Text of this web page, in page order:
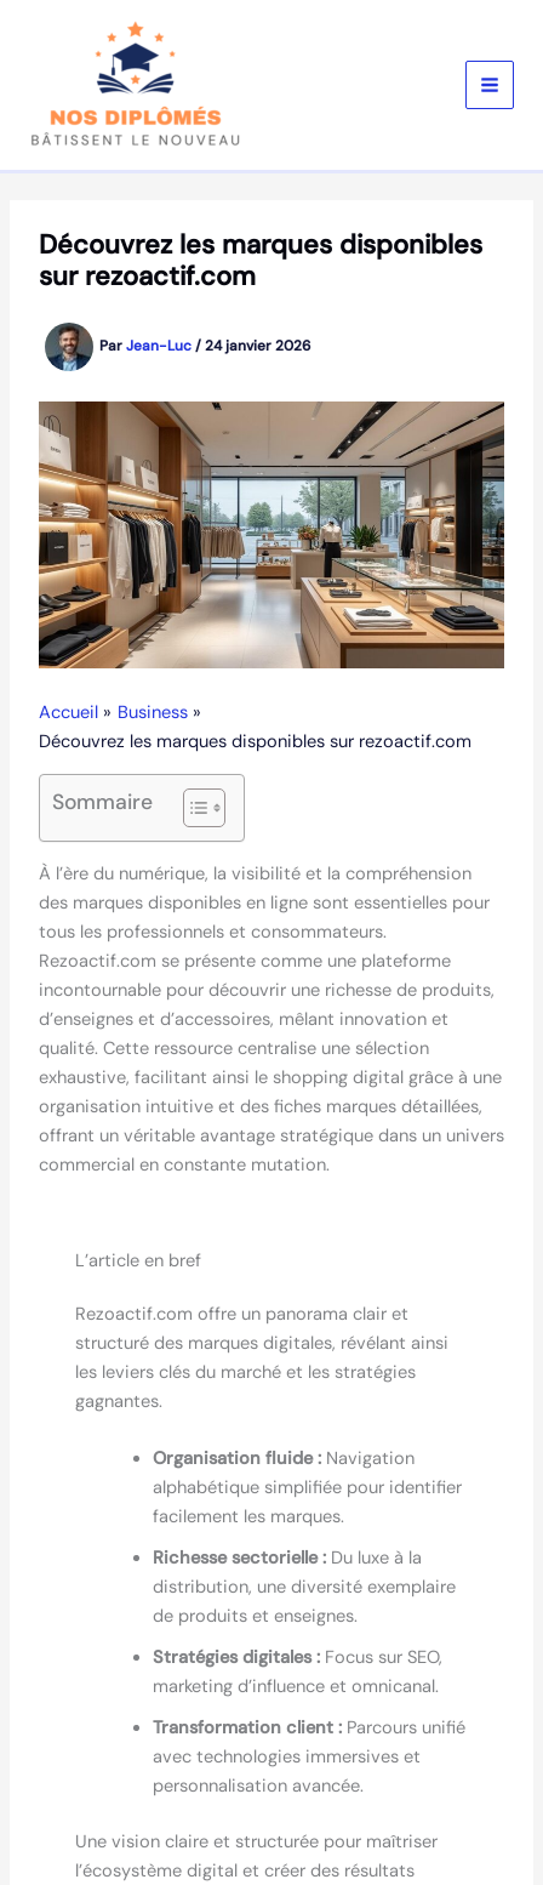
Découvrez les marques disponibles
sur rezoactif.com
ParJean-Luc/24 janvier 2026
Accueil
Business
Découvrez les marques disponibles sur rezoactif.com
Sommaire
À l’ère du numérique, la visibilité et la compréhension
des marques disponibles en ligne sont essentielles pour
tous les professionnels et consommateurs.
Rezoactif.com se présente comme une plateforme
incontournable pour découvrir une richesse de produits,
d’enseignes et d’accessoires, mêlant innovation et
qualité. Cette ressource centralise une sélection
exhaustive, facilitant ainsi le shopping digital grâce à une
organisation intuitive et des fiches marques détaillées,
offrant un véritable avantage stratégique dans un univers
commercial en constante mutation.
L’article en bref
Rezoactif.com offre un panorama clair et
structuré des marques digitales, révélant ainsi
les leviers clés du marché et les stratégies
gagnantes.
Organisation fluide :Navigation
alphabétique simplifiée pour identifier
facilement les marques.
Richesse sectorielle :Du luxe à la
distribution, une diversité exemplaire
de produits et enseignes.
Stratégies digitales :Focus sur SEO,
marketing d’influence et omnicanal.
Transformation client :Parcours unifié
avec technologies immersives et
personnalisation avancée.
Une vision claire et structurée pour maîtriser
l’écosystème digital et créer des résultats